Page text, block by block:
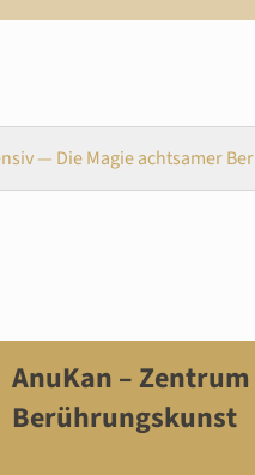
— Die Magie achtsamer
AnuKan –
Berührungskunst